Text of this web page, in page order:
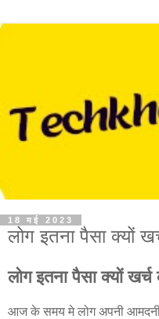
18 मई 2023
लोग इतना पैसा क्यों
लोग इतना पैसा क्यों
आज के समय मे लोग अपनी